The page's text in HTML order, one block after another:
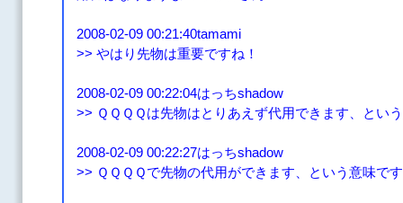
2008-02-09 00:21:40tamami
>> やはり先物は重要ですね！
2008-02-09 00:22:04はっちshadow
>> ＱＱＱＱは先物はとりあえず代用できます、と
2008-02-09 00:22:27はっちshadow
>> ＱＱＱＱで先物の代用ができます、という意味で